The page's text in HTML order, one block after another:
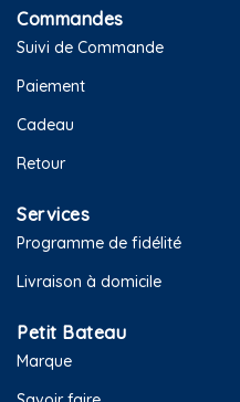
Commandes
Suivi de Commande
Paiement
Cadeau
Retour
Services
Programme de fidélité
Livraison à domicile
Petit Bateau
Marque